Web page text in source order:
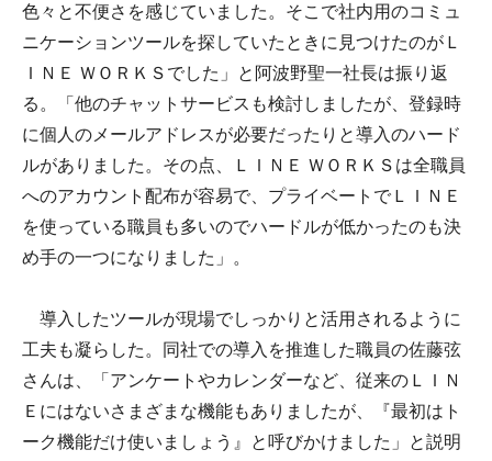
色々と不便さを感じていました。そこで社内用のコミュ
ニケーションツールを探していたときに見つけたのがＬ
ＩＮＥ ＷＯＲＫＳでした」と阿波野聖一社長は振り返
る。「他のチャットサービスも検討しましたが、登録時
に個人のメールアドレスが必要だったりと導入のハード
ルがありました。その点、ＬＩＮＥ ＷＯＲＫＳは全職員
へのアカウント配布が容易で、プライベートでＬＩＮＥ
を使っている職員も多いのでハードルが低かったのも決
め手の一つになりました」。
導入したツールが現場でしっかりと活用されるように
工夫も凝らした。同社での導入を推進した職員の佐藤弦
さんは、「アンケートやカレンダーなど、従来のＬＩＮ
Ｅにはないさまざまな機能もありましたが、『最初はト
ーク機能だけ使いましょう』と呼びかけました」と説明